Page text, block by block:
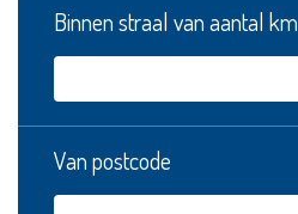
Binnen straal van aantal km
Van postcode